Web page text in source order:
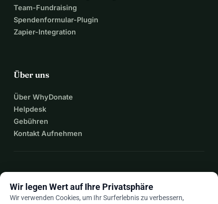
Team-Fundraising
Spendenformular-Plugin
Zapier-Integration
Über uns
Über WhyDonate
Helpdesk
Gebühren
Kontakt Aufnehmen
Wir legen Wert auf Ihre Privatsphäre
Wir verwenden Cookies, um Ihr Surferlebnis zu verbessern,